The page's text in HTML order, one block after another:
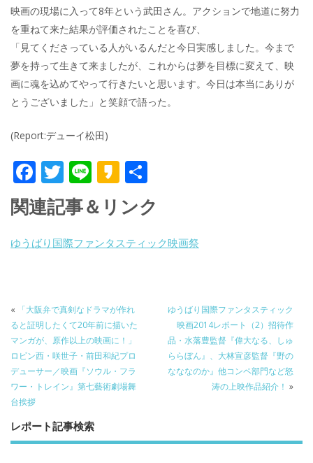
映画の現場に入って8年という武田さん。アクションで地道に努力
を重ねて来た結果が評価されたことを喜び、
「見てくださっている人がいるんだと今日実感しました。今まで
夢を持って生きて来ましたが、これからは夢を目標に変えて、映
画に魂を込めてやって行きたいと思います。今日は本当にありが
とうございました」と笑顔で語った。
(Report:デューイ松田)
F
ac
e
b
k
T
w
itt
er
Li
n
e
K
a
k
a
有
関連記事＆リンク
ゆうばり国際ファンタスティック映画祭
«
「大阪弁で真剣なドラマが作れ
ると証明したくて20年前に描いた
マンガが、原作以上の映画に！」
ロビン西・咲世子・前田和紀プロ
デューサー／映画『ソウル・フラ
ワー・トレイン』第七藝術劇場舞
台挨拶
ゆうばり国際ファンタスティック
映画2014レポート（2）招待作
品・水落豊監督『偉大なる、しゅ
ららぼん』、大林宣彦監督『野の
なななのか』他コンペ部門など怒
涛の上映作品紹介！ »
レポート記事検索